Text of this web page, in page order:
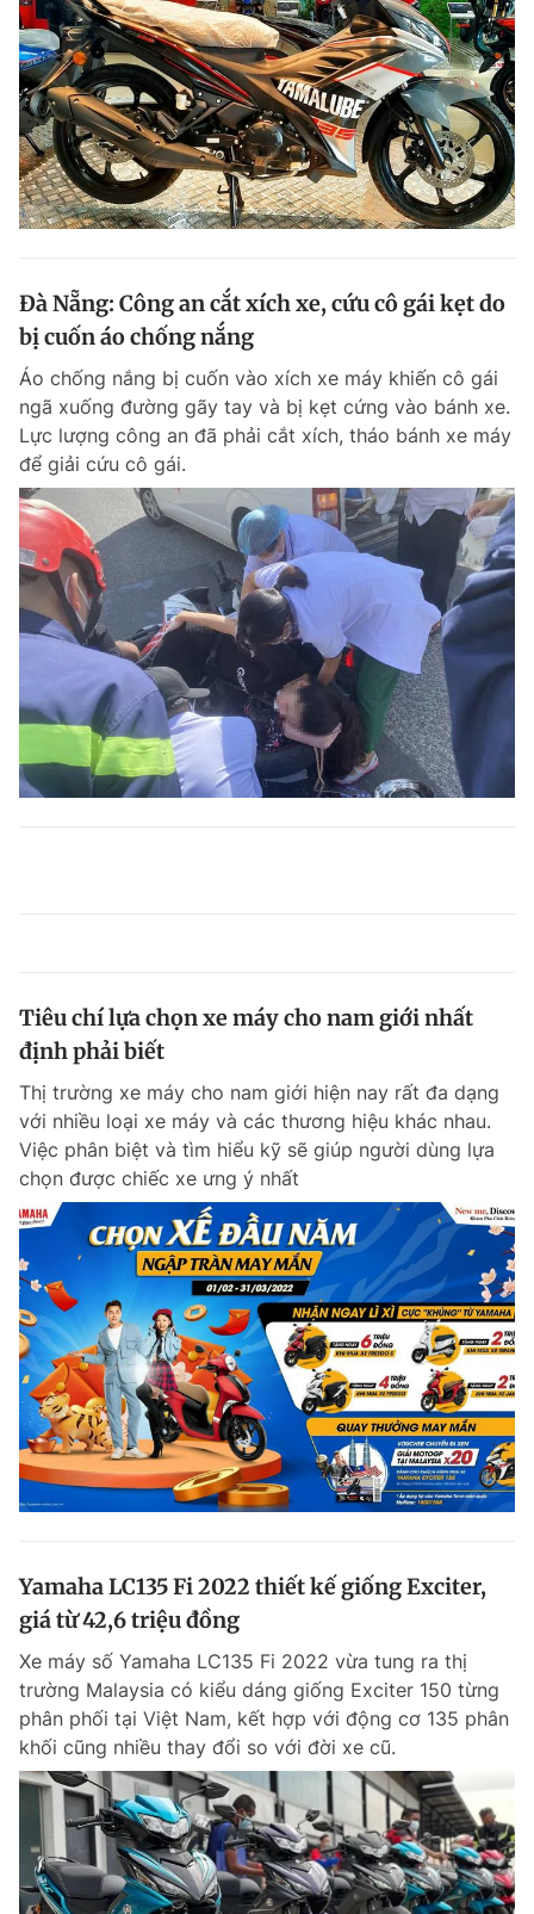
Đà Nẵng: Công an cắt xích xe, cứu cô gái kẹt do
bị cuốn áo chống nắng
Áo chống nắng bị cuốn vào xích xe máy khiến cô gái
ngã xuống đường gãy tay và bị kẹt cứng vào bánh xe.
Lực lượng công an đã phải cắt xích, tháo bánh xe máy
để giải cứu cô gái.
Tiêu chí lựa chọn xe máy cho nam giới nhất
định phải biết
Thị trường xe máy cho nam giới hiện nay rất đa dạng
với nhiều loại xe máy và các thương hiệu khác nhau.
Việc phân biệt và tìm hiểu kỹ sẽ giúp người dùng lựa
chọn được chiếc xe ưng ý nhất
Yamaha LC135 Fi 2022 thiết kế giống Exciter,
giá từ 42,6 triệu đồng
Xe máy số Yamaha LC135 Fi 2022 vừa tung ra thị
trường Malaysia có kiểu dáng giống Exciter 150 từng
phân phối tại Việt Nam, kết hợp với động cơ 135 phân
khối cũng nhiều thay đổi so với đời xe cũ.